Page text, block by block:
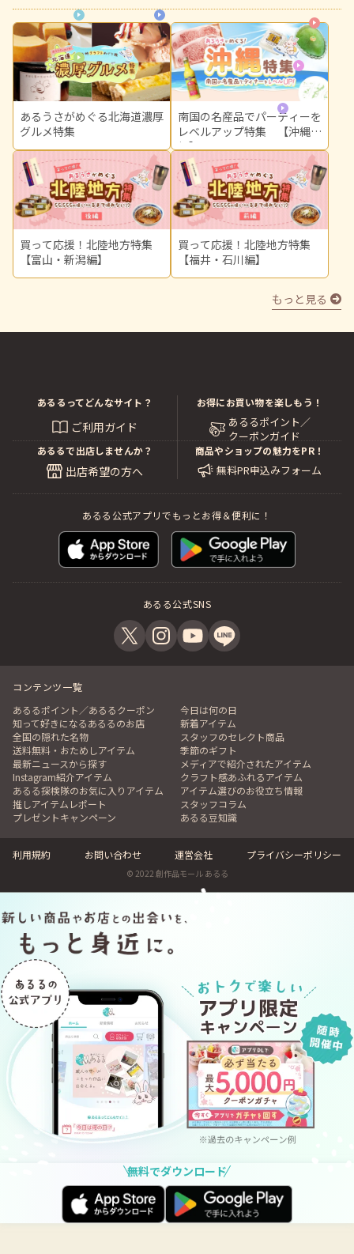
北海道
東北
中部
関西
中国
あるうさがめぐる北海道濃厚
グルメ特集
南国の名産品でパーティーを
レベルアップ特集 【沖縄
編】
買って応援！北陸地方特集
【富山・新潟編】
買って応援！北陸地方特集
【福井・石川編】
もっと見る
あるるってどんなサイト？
ご利用ガイド
お得にお買い物を楽しもう！
あるるポイント／
クーポンガイド
あるるで出店しませんか？
出店希望の方へ
商品やショップの魅力をPR！
無料PR申込みフォーム
あるる公式アプリでもっとお得＆便利に！
あるる公式SNS
コンテンツ一覧
あるるポイント／あるるクーポン
今日は何の日
知って好きになるあるるのお店
新着アイテム
全国の隠れた名物
スタッフのセレクト商品
送料無料・おためしアイテム
季節のギフト
最新ニュースから探す
メディアで紹介されたアイテム
Instagram紹介アイテム
クラフト感あふれるアイテム
あるる探検隊のお気に入りアイテム
アイテム選びのお役立ち情報
推しアイテムレポート
スタッフコラム
プレゼントキャンペーン
あるる豆知識
利用規約 お問い合わせ 運営会社 プライバシーポリシー
© 2022 創作品モール あるる
無料でダウンロード